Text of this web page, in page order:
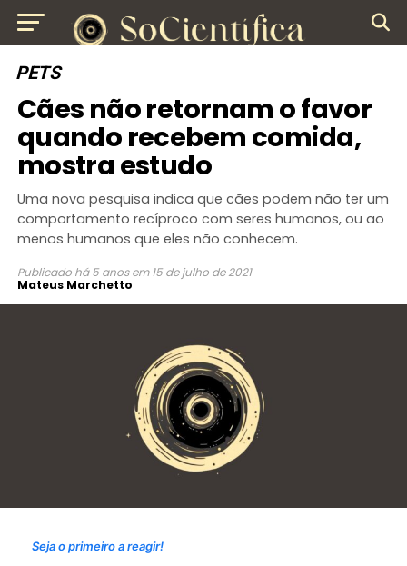
PETS
Cães não retornam o favor
quando recebem comida,
mostra estudo
Uma nova pesquisa indica que cães podem não ter um
comportamento recíproco com seres humanos, ou ao
menos humanos que eles não conhecem.
Publicado há 5 anos em 15 de julho de 2021
Mateus Marchetto
Seja o primeiro a reagir!